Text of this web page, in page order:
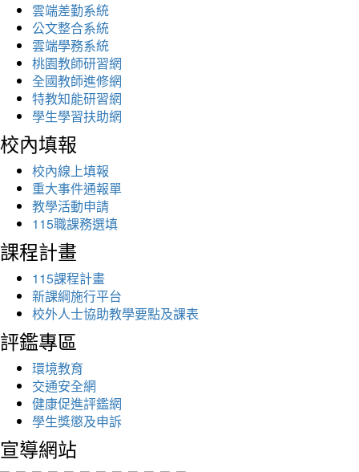
雲端差勤系統
公文整合系統
雲端學務系統
桃園教師研習網
全國教師進修網
特教知能研習網
學生學習扶助網
校內填報
校內線上填報
重大事件通報單
教學活動申請
115職課務選填
課程計畫
115課程計畫
新課綱施行平台
校外人士協助教學要點及課表
評鑑專區
環境教育
交通安全網
健康促進評鑑網
學生獎懲及申訴
宣導網站